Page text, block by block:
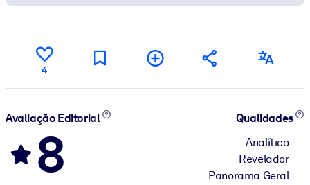
4
Avaliação Editorial
8
Qualidades
Analítico
Revelador
Panorama Geral